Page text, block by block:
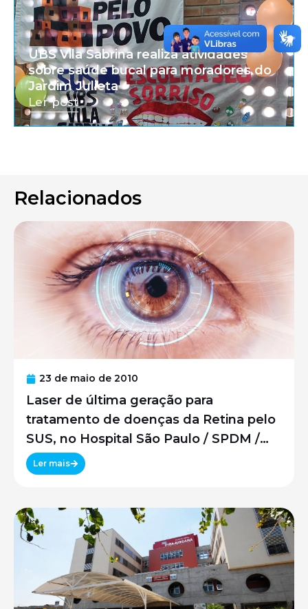
UBS Vila Sabrina realiza atividades
sobre saúde bucal para moradores do
Jardim Julieta
Ler post
Relacionados
23 de maio de 2010
Laser de última geração para
tratamento de doenças da Retina pelo
SUS, no Hospital São Paulo / SPDM /
UNIFESP
Ler mais